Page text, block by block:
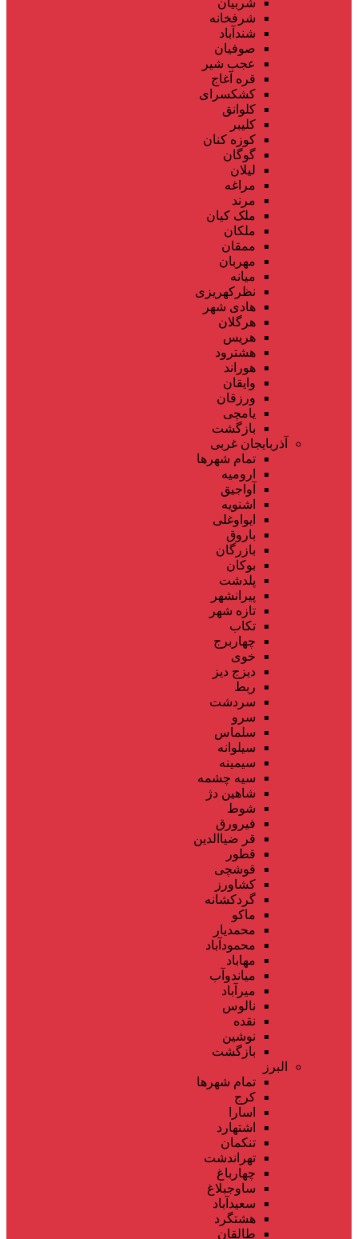
شرفخانه
شندآباد
صوفیان
عجب شیر
قره آغاج
کشکسرای
کلوانق
کلیبر
کوزه کنان
گوگان
لیلان
مراغه
مرند
ملک کیان
ملکان
ممقان
مهربان
میانه
نظرکهریزی
هادی شهر
هرگلان
هریس
هشترود
هوراند
وایقان
ورزقان
یامچی
بازگشت
آذربایجان غربی
تمام شهر‌ها
ارومیه
آواجیق
اشنویه
ایواوغلی
باروق
بازرگان
بوکان
پلدشت
پیرانشهر
تازه شهر
تکاب
چهاربرج
خوی
دیزج دیز
ربط
سردشت
سرو
سلماس
سیلوانه
سیمینه
سیه چشمه
شاهین دژ
شوط
فیرورق
قر ضیاالدین
قطور
قوشچی
کشاورز
گردکشانه
ماکو
محمدیار
محمودآباد
مهاباد
میاندوآب
میرآباد
نالوس
نقده
نوشین
بازگشت
البرز
تمام شهر‌ها
کرج
اسارا
اشتهارد
تنکمان
تهراندشت
چهارباغ
ساوجبلاغ
سعیدآباد
هشتگرد
طالقان